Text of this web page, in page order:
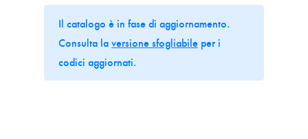
Il catalogo è in fase di aggiornamento.
Consulta laversione sfogliabile per i
codici aggiornati.